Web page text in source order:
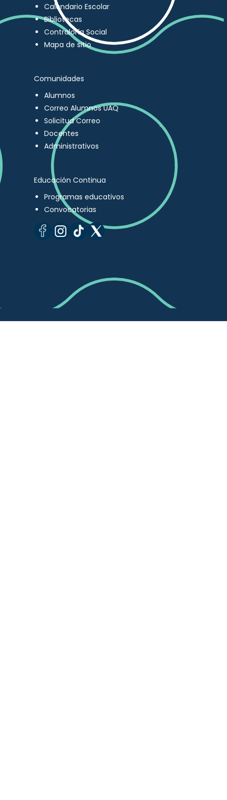
Calendario Escolar
Bibliotecas
Contraloría Social
Mapa de sitio
Comunidades
Alumnos
Correo Alumnos UAQ
Solicitud Correo
Docentes
Administrativos
Educación Continua
Programas educativos
Convocatorias